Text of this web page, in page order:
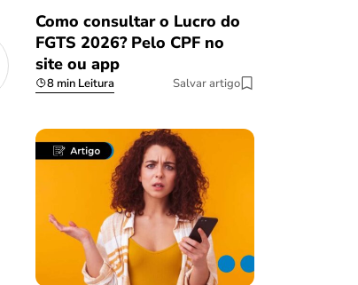
Como consultar o Lucro do
FGTS 2026? Pelo CPF no
site ou app
8 min Leitura Salvar artigo